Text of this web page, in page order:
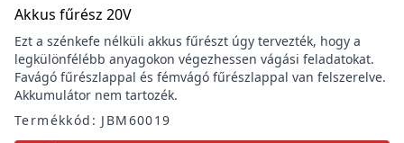
Akkus fűrész 20V
Ezt a szénkefe nélküli akkus fűrészt úgy tervezték, hogy a
legkülönfélébb anyagokon végezhessen vágási feladatokat.
Favágó fűrészlappal és fémvágó fűrészlappal van felszerelve.
Akkumulátor nem tartozék.
Termékkód: JBM60019